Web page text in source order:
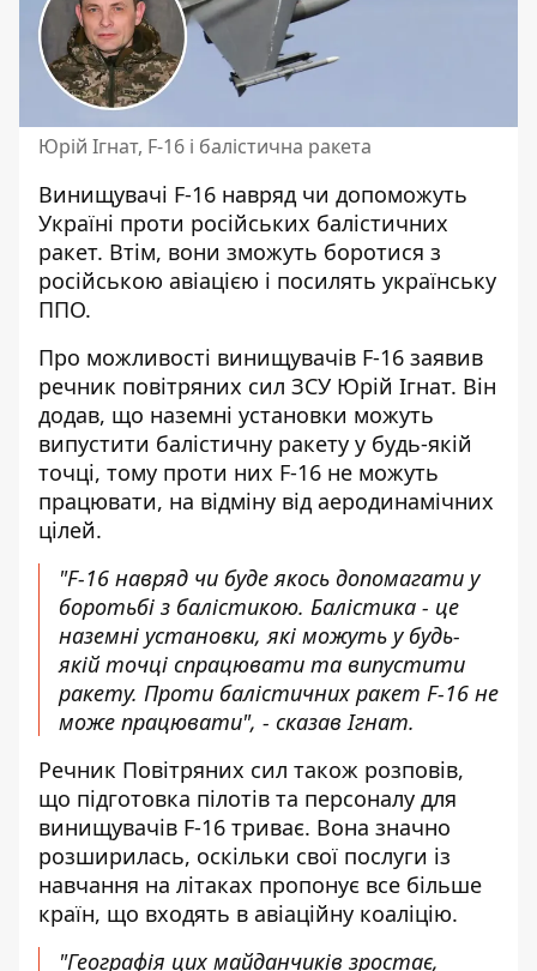
Юрій Ігнат, F-16 і балістична ракета
Винищувачі F-16 навряд чи допоможуть
Україні проти російських балістичних
ракет. Втім, вони зможуть боротися з
російською авіацією і посилять українську
ППО.
Про можливості винищувачів F-16 заявив
речник повітряних сил ЗСУ Юрій Ігнат. Він
додав, що наземні установки можуть
випустити балістичну ракету у будь-якій
точці, тому проти них F-16 не можуть
працювати, на відміну від аеродинамічних
цілей.
"F-16 навряд чи буде якось допомагати у
боротьбі з балістикою. Балістика - це
наземні установки, які можуть у будь-
якій точці спрацювати та випустити
ракету. Проти балістичних ракет F-16 не
може працювати", - сказав Ігнат.
Речник Повітряних сил також розповів,
що підготовка пілотів та персоналу для
винищувачів F-16 триває. Вона значно
розширилась, оскільки свої послуги із
навчання на літаках пропонує все більше
країн, що входять в авіаційну коаліцію.
"Географія цих майданчиків зростає,